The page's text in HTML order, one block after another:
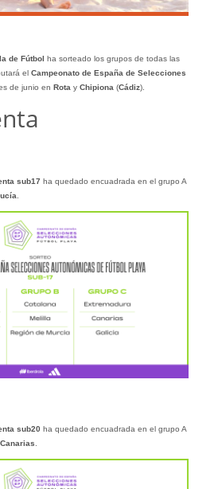
de Fútbol ha sorteado los grupos de todas las
el Campeonato de España de Selecciones
de junio en Rotay Chipiona(Cádiz).
sub17 ha quedado encuadrada en el grupo A
.
sub20 ha quedado encuadrada en el grupo A
Canarias